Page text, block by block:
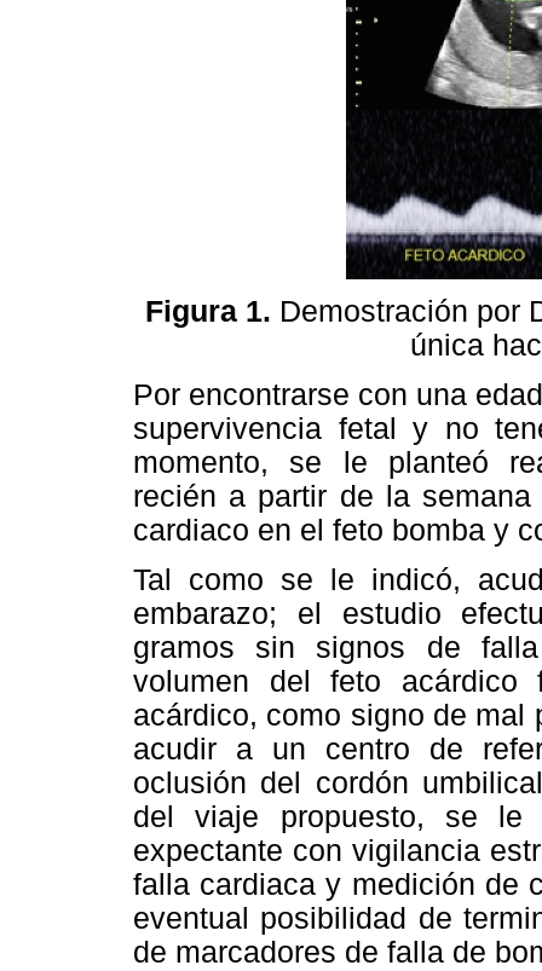
Figura 1. Demostración por
única
Por encontrarse con una
supervivencia fetal y no
momento, se le planteó
recién a partir de la
cardiaco en el feto bomba y
Tal como se le indicó,
embarazo; el estudio
gramos sin signos de
volumen del feto
acárdico, como signo de mal
acudir a un centro de
oclusión del cordón
del viaje propuesto, se le
expectante con vigilancia
falla cardiaca y medición de
eventual posibilidad de
de marcadores de falla de